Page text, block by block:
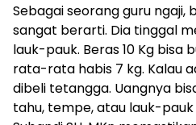
Sebagai seorang guru ngaji,
sangat berarti. Dia tinggal
lauk-pauk. Beras 10 Kg bisa
rata-rata habis 7 kg. Kalau
dibeli tetangga. Uangnya
tahu, tempe, atau lauk-pauk